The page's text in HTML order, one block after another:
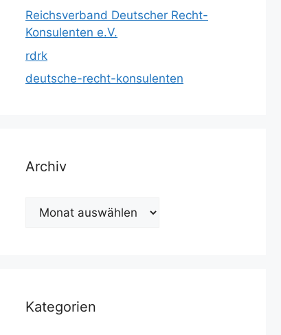
Reichsverband Deutscher Recht-
Konsulenten e.V.
rdrk
deutsche-recht-konsulenten
Archiv
Archiv
Kategorien